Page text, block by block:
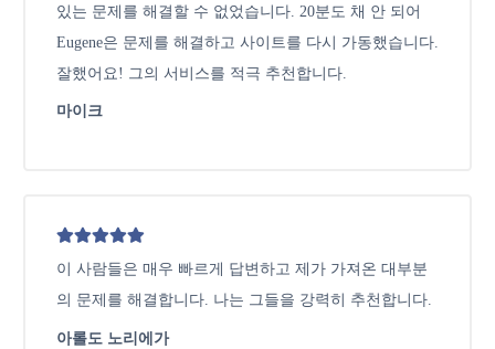
있는 문제를 해결할 수 없었습니다. 20분도 채 안 되어
Eugene은 문제를 해결하고 사이트를 다시 가동했습니다.
잘했어요! 그의 서비스를 적극 추천합니다.
마이크
이 사람들은 매우 빠르게 답변하고 제가 가져온 대부분
의 문제를 해결합니다. 나는 그들을 강력히 추천합니다.
아롤도 노리에가